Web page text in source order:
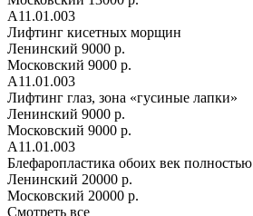
А11.01.003
Лифтинг кисетных морщин
Ленинский 9000 р.
Московский 9000 р.
А11.01.003
Лифтинг глаз, зона «гусиные лапки»
Ленинский 9000 р.
Московский 9000 р.
А11.01.003
Блефаропластика обоих век полностью
Ленинский 20000 р.
Московский 20000 р.
Смотреть все